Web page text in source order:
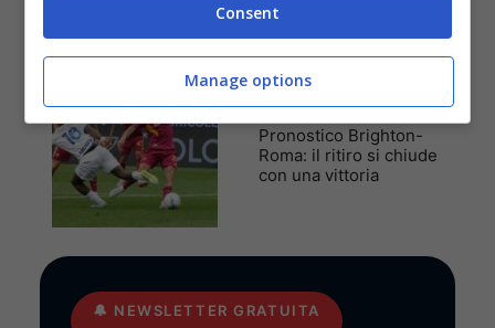
Anteprime,CALCIO
Pronostico Brighton-
Roma: il ritiro si chiude
con una vittoria
🔔 NEWSLETTER GRATUITA
Consent
Manage options